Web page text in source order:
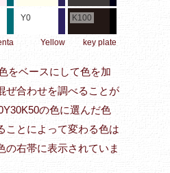
Y0
Yellow
K100
key plate
をベースにして色を加
ぜ合わせを調べることが
の色に選んだ色
ことによって変わる色は
の右帯に表示されていま